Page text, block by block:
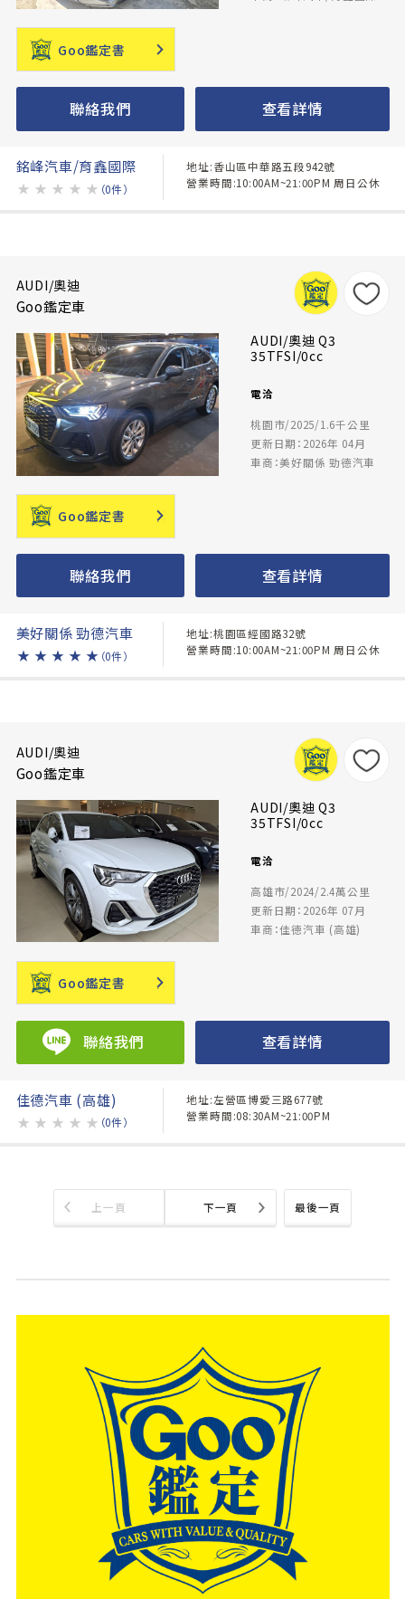
Goo鑑定書
聯絡我們 查看詳情
銘峰汽車/育鑫國際
★ ★ ★ ★ ★ （0件）
地址:香山區中華路五段942號
營業時間:10:00AM~21:00PM 周日公休
AUDI/奧迪
Goo鑑定車
AUDI/奧迪 Q3
35TFSI/0cc
電洽
桃園市/2025/1.6千公里
更新日期：2026年 04月
車商：美好關係 勁德汽車
Goo鑑定書
聯絡我們 查看詳情
美好關係 勁德汽車
★ ★ ★ ★ ★ （0件）
地址:桃園區經國路32號
營業時間:10:00AM~21:00PM 周日公休
AUDI/奧迪
Goo鑑定車
AUDI/奧迪 Q3
35TFSI/0cc
電洽
高雄市/2024/2.4萬公里
更新日期：2026年 07月
車商：佳德汽車 (高雄)
Goo鑑定書
聯絡我們 查看詳情
佳德汽車 (高雄)
★ ★ ★ ★ ★ （0件）
地址:左營區博愛三路677號
營業時間:08:30AM~21:00PM
最後一頁
上一頁 下一頁